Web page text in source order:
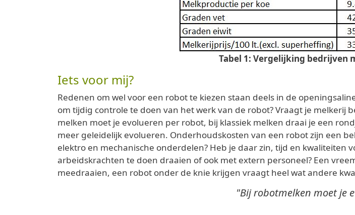
Tabel 1: Vergelijking bedrijven
Iets voor mij?
Redenen om wel voor een robot te kiezen staan deels in de
om tijdig controle te doen van het werk van de robot? Vraagt je melkerij
melken moet je evolueren per robot, bij klassiek melken draai je een
meer geleidelijk evolueren. Onderhoudskosten van een robot zijn een
elektro en mechanische onderdelen? Heb je daar zin, tijd en kwaliteiten
arbeidskrachten te doen draaien of ook met extern personeel? Een
meedraaien, een robot onder de knie krijgen vraagt heel wat andere
"Bij robotmelken moet je